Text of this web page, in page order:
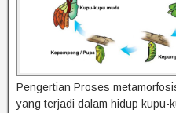
Pengertian Proses
yang terjadi dalam hidup kupu-